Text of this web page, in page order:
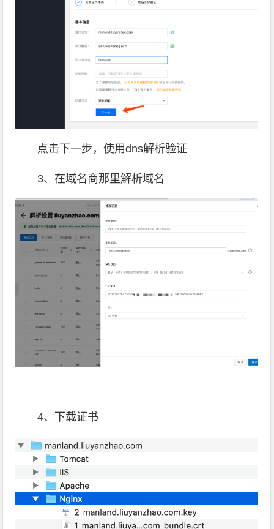
点击下一步，使用dns解析验证
3、在域名商那里解析域名
4、下载证书